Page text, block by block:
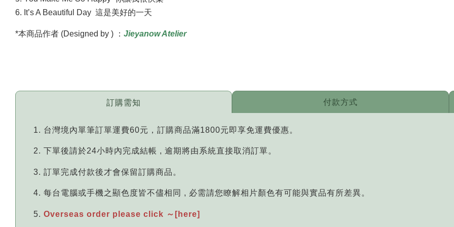
6. It’s A Beautiful Day 這是美好的一天
*本商品作者 (Designed by ) ： Jieyanow Atelier
訂購需知
台灣境內單筆訂單運費60元，訂購商品滿1800元即享免運費優惠。
下單後請於24小時內完成結帳 , 逾期將由系統直接取消訂單。
訂單完成付款後才會保留訂購商品。
每台電腦或手機之顯色度皆不儘相同 , 必需請您瞭解相片顏色有可能與實品有所差異。
Overseas order please click ～[here]
付款方式